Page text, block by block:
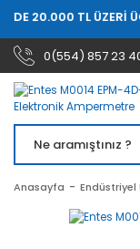
20.000 TL ÜZERİ
0(554) 857 23
Anasayfa Endüstriyel